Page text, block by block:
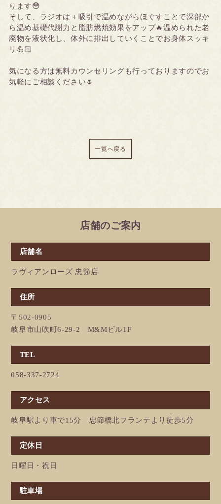
ります😳
そして、ラジオは＋吸引で温めながらほぐすことで深部か
ら温め基礎代謝力と脂肪燃焼効果をアップ🔥温められた老
廃物を液状化し、体外に排出していくことでお身体スッキ
リ💪🏻
気になる方は無料カウンセリングも行っておりますのでお
気軽にご相談ください🌷
一覧へ戻る
店舗のご案内
店舗名
ラヴィアンローズ 忠節店
住所
〒502-0905
岐阜市山吹町6-29-2 M&Mビル1F
TEL
058-337-2724
アクセス
岐阜駅より車で15分 忠節橋北フランテより徒歩5分
定休日
日曜日・祝日
駐車場